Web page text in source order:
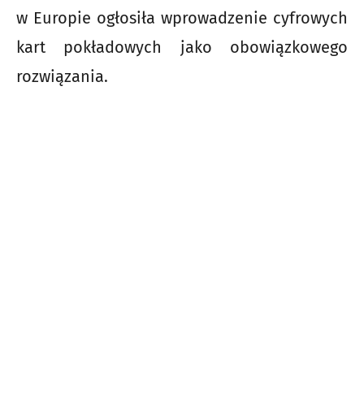
w Europie ogłosiła wprowadzenie cyfrowych
kart pokładowych jako obowiązkowego
rozwiązania.